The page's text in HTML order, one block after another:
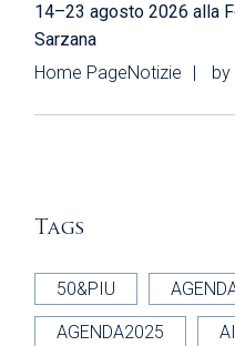
14–23 agosto 2026 alla
Sarzana
Home PageNotizie by
Tags
50&PIU
AGENDA2025